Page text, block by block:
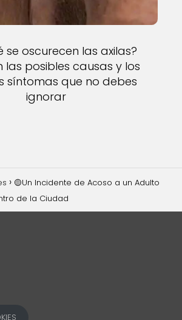
se oscurecen las axilas?
las posibles causas y los
síntomas que no debes
ignorar
🟡Un Incidente de Acoso a un Adulto
de la Ciudad